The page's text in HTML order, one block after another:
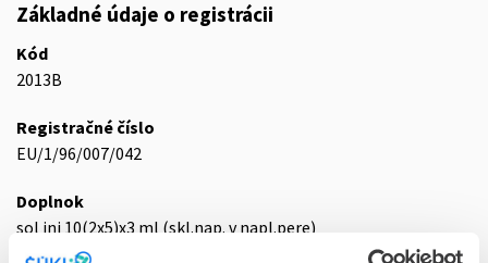
Základné údaje o registrácii
Kód
2013B
Registračné číslo
EU/1/96/007/042
Doplnok
sol inj 10(2x5)x3 ml (skl.nap. v napl.pere)